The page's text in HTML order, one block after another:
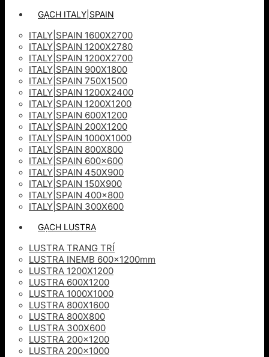
GẠCH ITALY|SPAIN
ITALY|SPAIN 1600X2700
ITALY|SPAIN 1200X2780
ITALY|SPAIN 1200X2700
ITALY|SPAIN 900X1800
ITALY|SPAIN 750X1500
ITALY|SPAIN 1200X2400
ITALY|SPAIN 1200X1200
ITALY|SPAIN 600X1200
ITALY|SPAIN 200X1200
ITALY|SPAIN 1000X1000
ITALY|SPAIN 800X800
ITALY|SPAIN 600×600
ITALY|SPAIN 450X900
ITALY|SPAIN 150X900
ITALY|SPAIN 400×800
ITALY|SPAIN 300X600
GẠCH LUSTRA
LUSTRA TRANG TRÍ
LUSTRA INEMB 600x1200mm
LUSTRA 1200X1200
LUSTRA 600X1200
LUSTRA 1000X1000
LUSTRA 800X1600
LUSTRA 800X800
LUSTRA 300X600
LUSTRA 200×1200
LUSTRA 200×1000